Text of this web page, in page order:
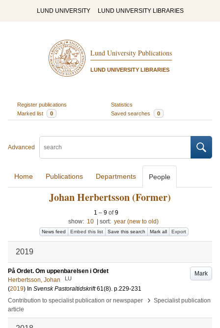
LUND UNIVERSITY LUND UNIVERSITY LIBRARIES
Lund University Publications
LUND UNIVERSITY LIBRARIES
Register publications
Statistics
Marked list
0 Saved searches 0
Advanced
Home Publications Departments People
Johan Herbertsson (Former)
1 – 9 of9
show: 10 sort: year (new to old)
News feed Embed this list Save this search Mark all Export
2019
Mark
På Ordet. Om uppenbarelsen i Ordet
Herbertsson, Johan
LU
(2019) In Svensk Pastoraltidskrift 61(8). p.229-231
Contribution to specialist publication or newspaper
› Specialist publication
article